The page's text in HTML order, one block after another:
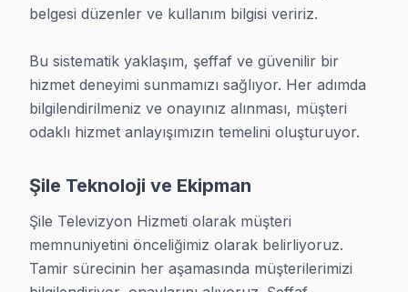
· Sony Servis
· Vestel Servis
· Arçelik Servis
· iFFALCON Servis
· Nordmende Servis
Şile Yakın İlçeler
belgesi düzenler ve kullanım bilgisi veririz.
Bu sistematik yaklaşım, şeffaf ve güvenilir bir
hizmet deneyimi sunmamızı sağlıyor. Her adımda
bilgilendirilmeniz ve onayınız alınması, müşteri
odaklı hizmet anlayışımızın temelini oluşturuyor.
Şile Teknoloji ve Ekipman
Şile Televizyon Hizmeti olarak müşteri
memnuniyetini önceliğimiz olarak belirliyoruz.
Tamir sürecinin her aşamasında müşterilerimizi